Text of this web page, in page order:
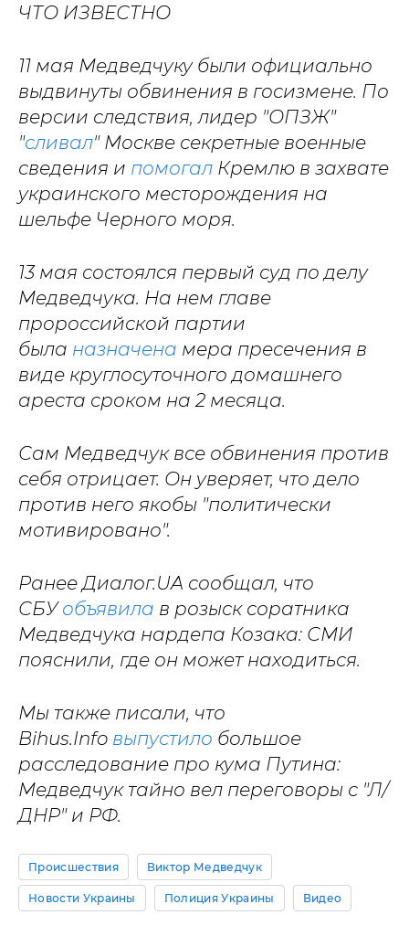
ЧТО ИЗВЕСТНО
11 мая Медведчуку были официально
выдвинуты обвинения в госизмене. По
версии следствия, лидер "ОПЗЖ"
"сливал" Москве секретные военные
сведения и помогал Кремлю в захвате
украинского месторождения на
шельфе Черного моря.
13 мая состоялся первый суд по делу
Медведчука. На нем главе
пророссийской партии
была назначена мера пресечения в
виде круглосуточного домашнего
ареста сроком на 2 месяца.
Сам Медведчук все обвинения против
себя отрицает. Он уверяет, что дело
против него якобы "политически
мотивировано".
Ранее Диалог.UA сообщал, что
СБУобъявила в розыск соратника
Медведчука нардепа Козака: СМИ
пояснили, где он может находиться.
Мы также писали, что
Bihus.Info выпустило большое
расследование про кума Путина:
Медведчук тайно вел переговоры с "Л/
ДНР" и РФ.
Происшествия Виктор Медведчук
Новости Украины Полиция Украины Видео